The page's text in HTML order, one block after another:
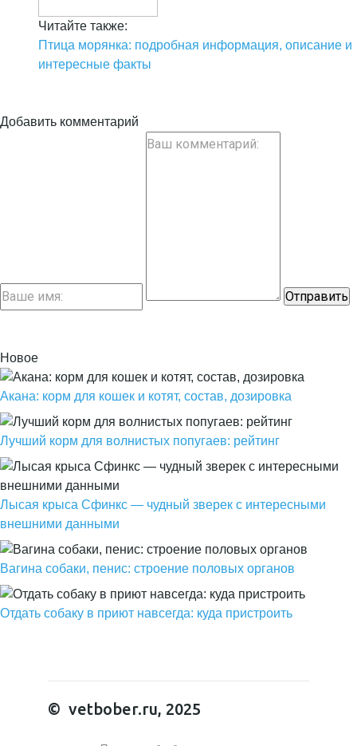
Читайте также:
Птица морянка: подробная информация, описание и
интересные факты
Добавить комментарий
Новое
Акана: корм для кошек и котят, состав, дозировка
Лучший корм для волнистых попугаев: рейтинг
Лысая крыса Сфинкс — чудный зверек с интересными
внешними данными
Вагина собаки, пенис: строение половых органов
Отдать собаку в приют навсегда: куда пристроить
© vetbober.ru, 2025